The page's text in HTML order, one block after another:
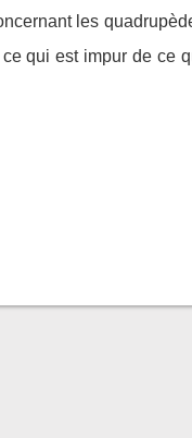
les
qui est impur de ce